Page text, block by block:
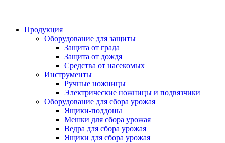
Продукция
Оборудование для защиты
Защита от града
Защита от дождя
Средства от насекомых
Инструменты
Ручные ножницы
Электрические ножницы и подвязчики
Оборудование для сбора урожая
Ящики-поддоны
Мешки для сбора урожая
Ведра для сбора урожая
Ящики для сбора урожая